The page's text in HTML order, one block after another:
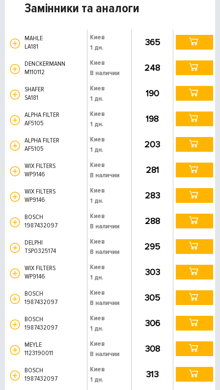
Замінники та аналоги
MAHLE
LA181
Киев
1 дн.
365
DENCKERMANN
M110112
Киев
В наличии
248
SHAFER
SA181
Киев
1 дн.
190
ALPHA FILTER
AF5105
Киев
1 дн.
198
ALPHA FILTER
AF5105
Киев
1 дн.
203
WIX FILTERS
WP9146
Киев
В наличии
281
WIX FILTERS
WP9146
Киев
1 дн.
283
BOSCH
1987432097
Киев
В наличии
288
DELPHI
TSP0325174
Киев
В наличии
295
WIX FILTERS
WP9146
Киев
1 дн.
303
BOSCH
1987432097
Киев
В наличии
305
BOSCH
1987432097
Киев
1 дн.
306
MEYLE
1123190011
Киев
В наличии
308
BOSCH
1987432097
Киев
1 дн.
313